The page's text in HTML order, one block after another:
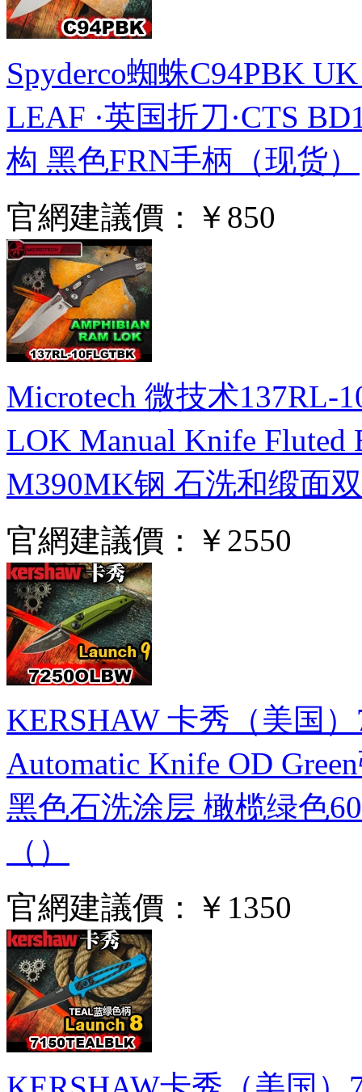
Spyderco蜘蛛C94PBK
LEAF ·英国折刀·CTS
构 黑色FRN手柄（现货）
官網建議價：
￥850
Microtech 微技术137RL-
LOK Manual Knife
M390MK钢 石洗和缎面
官網建議價：
￥2550
KERSHAW 卡秀（美国
Automatic Knife OD
黑色石洗涂层 橄榄绿色
（）
官網建議價：
￥1350